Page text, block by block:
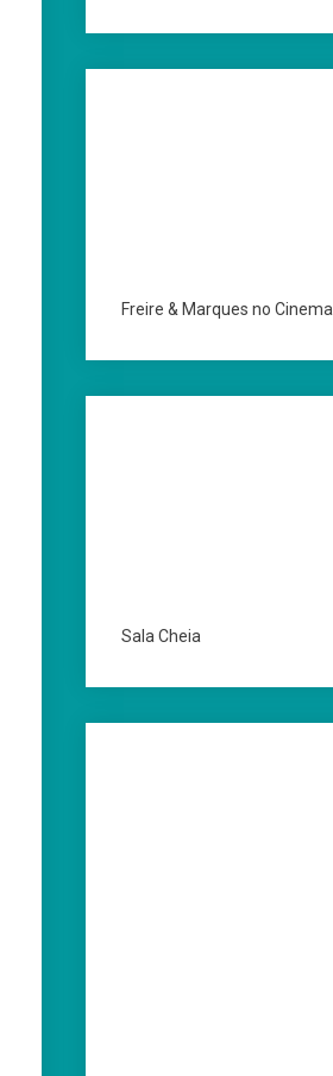
Freire & Marques no Cinema
Sala Cheia